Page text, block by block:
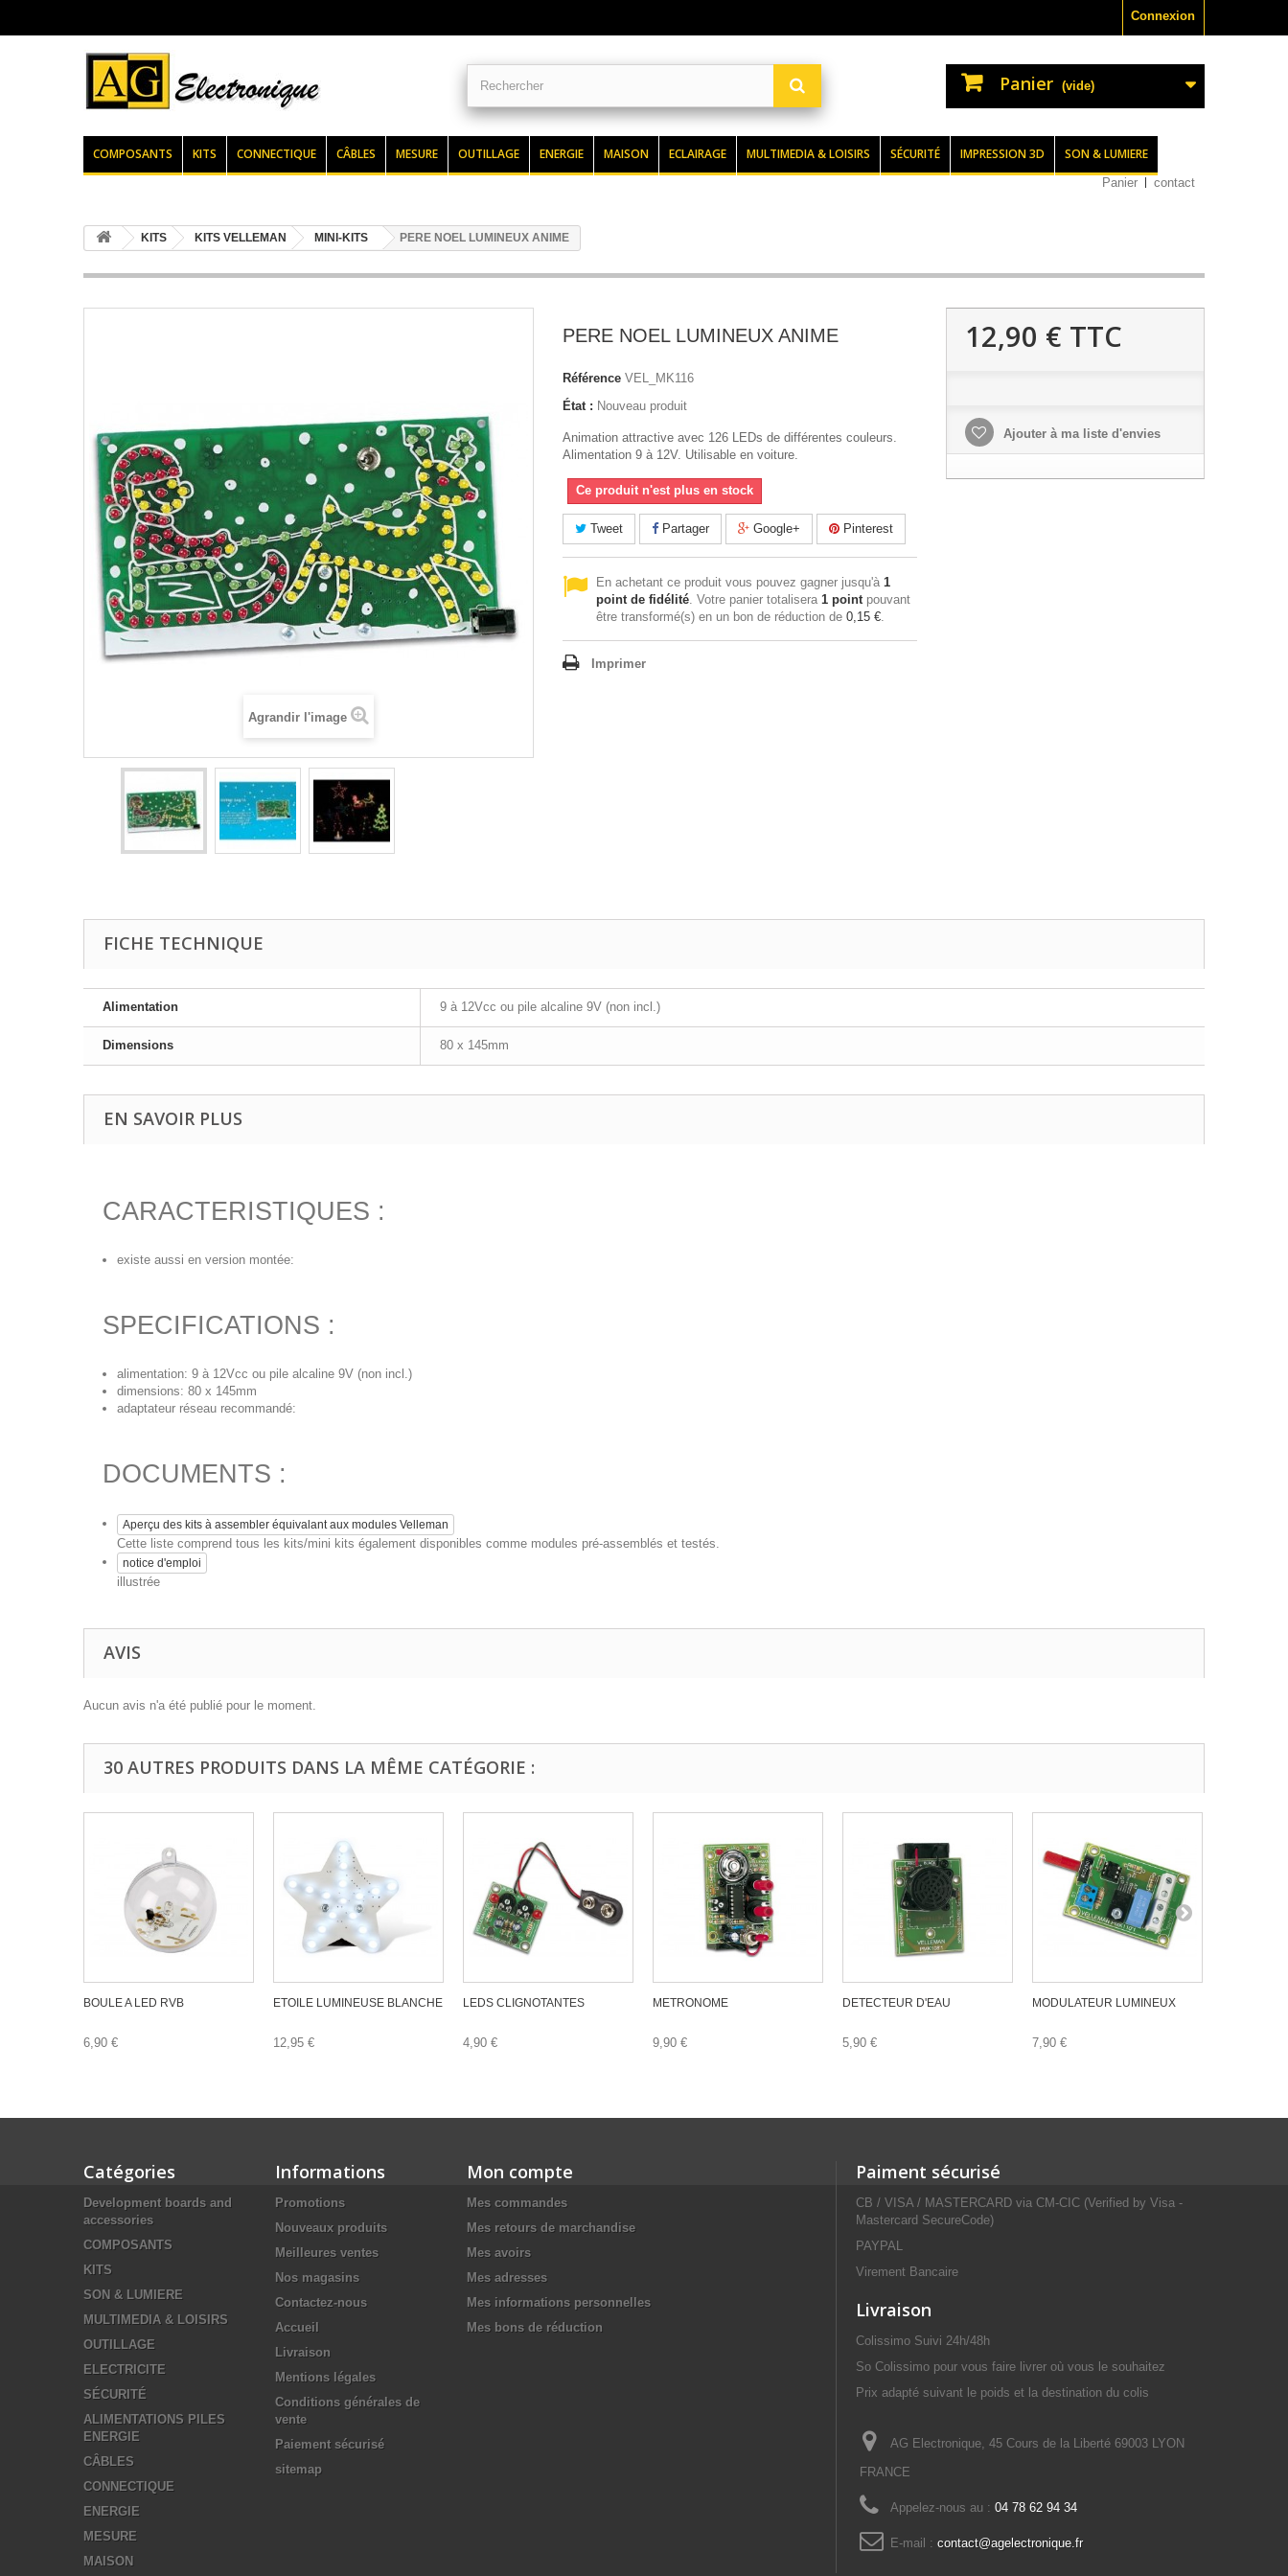
Connexion
Panier (vide)
COMPOSANTS KITS CONNECTIQUE CÂBLES MESURE OUTILLAGE ENERGIE MAISON ECLAIRAGE MULTIMEDIA & LOISIRS SÉCURITÉ IMPRESSION 3D SON & LUMIERE
Panier contact
KITS KITS VELLEMAN MINI-KITS PERE NOEL LUMINEUX ANIME
Agrandir l'image
PERE NOEL LUMINEUX ANIME
Référence VEL_MK116
État : Nouveau produit
Animation attractive avec 126 LEDs de différentes couleurs.
Alimentation 9 à 12V. Utilisable en voiture.
Ce produit n'est plus en stock
Tweet Partager Google+ Pinterest
En achetant ce produit vous pouvez gagner jusqu'à 1
point de fidélité. Votre panier totalisera 1 pointpouvant
être transformé(s) en un bon de réduction de 0,15 €.
Imprimer
12,90 € TTC
Ajouter à ma liste d'envies
FICHE TECHNIQUE
Alimentation 9 à 12Vcc ou pile alcaline 9V (non incl.)
Dimensions 80 x 145mm
EN SAVOIR PLUS
CARACTERISTIQUES :
existe aussi en version montée:
SPECIFICATIONS :
alimentation: 9 à 12Vcc ou pile alcaline 9V (non incl.)
dimensions: 80 x 145mm
adaptateur réseau recommandé:
DOCUMENTS :
Aperçu des kits à assembler équivalant aux modules Velleman
Cette liste comprend tous les kits/mini kits également disponibles comme modules pré-assemblés et testés.
notice d'emploi
illustrée
AVIS
Aucun avis n'a été publié pour le moment.
30 AUTRES PRODUITS DANS LA MÊME CATÉGORIE :
BOULE A LED RVB
6,90 €
ETOILE LUMINEUSE BLANCHE
12,95 €
LEDS CLIGNOTANTES
4,90 €
METRONOME
9,90 €
DETECTEUR D'EAU
5,90 €
MODULATEUR LUMINEUX
7,90 €
Catégories
Development boards and
accessories
COMPOSANTS
KITS
SON & LUMIERE
MULTIMEDIA & LOISIRS
OUTILLAGE
ELECTRICITE
SÉCURITÉ
ALIMENTATIONS PILES
ENERGIE
CÂBLES
CONNECTIQUE
ENERGIE
MESURE
MAISON
Informations
Promotions
Nouveaux produits
Meilleures ventes
Nos magasins
Contactez-nous
Accueil
Livraison
Mentions légales
Conditions générales de
vente
Paiement sécurisé
sitemap
Mon compte
Mes commandes
Mes retours de marchandise
Mes avoirs
Mes adresses
Mes informations personnelles
Mes bons de réduction
Paiment sécurisé
CB / VISA / MASTERCARD via CM-CIC (Verified by Visa -
Mastercard SecureCode)
PAYPAL
Virement Bancaire
Livraison
Colissimo Suivi 24h/48h
So Colissimo pour vous faire livrer où vous le souhaitez
Prix adapté suivant le poids et la destination du colis
AG Electronique, 45 Cours de la Liberté 69003 LYON
FRANCE
Appelez-nous au : 04 78 62 94 34
E-mail : contact@agelectronique.fr